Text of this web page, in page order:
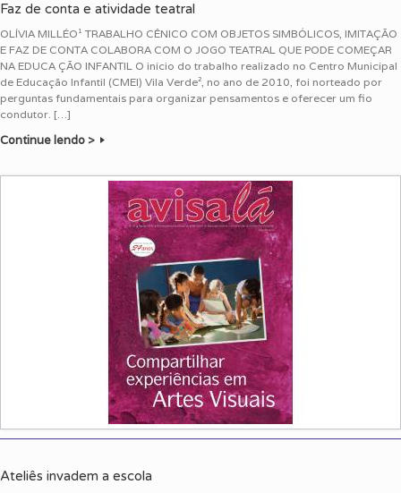
Faz de conta e atividade teatral
OLÍVIA MILLÉO¹ TRABALHO CÊNICO COM OBJETOS SIMBÓLICOS, IMITAÇÃO
E FAZ DE CONTA COLABORA COM O JOGO TEATRAL QUE PODE COMEÇAR
NA EDUCA ÇÃO INFANTIL O início do trabalho realizado no Centro Municipal
de Educação Infantil (CMEI) Vila Verde², no ano de 2010, foi norteado por
perguntas fundamentais para organizar pensamentos e oferecer um fio
condutor. […]
Continue lendo >
Ateliês invadem a escola